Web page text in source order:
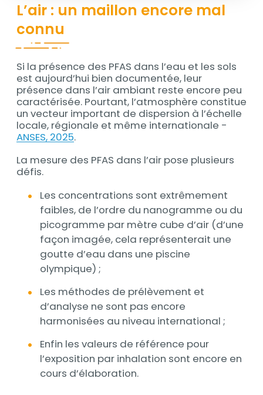
L’air : un maillon encore mal
connu
Contenu
Si la présence des PFAS dans l’eau et les sols
est aujourd’hui bien documentée, leur
présence dans l’air ambiant reste encore peu
caractérisée. Pourtant, l’atmosphère constitue
un vecteur important de dispersion à l’échelle
locale, régionale et même internationale -
ANSES, 2025.
La mesure des PFAS dans l’air pose plusieurs
défis.
Les concentrations sont extrêmement
faibles, de l’ordre du nanogramme ou du
picogramme par mètre cube d’air (d’une
façon imagée, cela représenterait une
goutte d’eau dans une piscine
olympique) ;
Les méthodes de prélèvement et
d’analyse ne sont pas encore
harmonisées au niveau international ;
Enfin les valeurs de référence pour
l’exposition par inhalation sont encore en
cours d’élaboration.